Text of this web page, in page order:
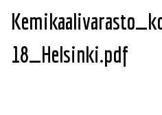
18_Helsinki.pdf